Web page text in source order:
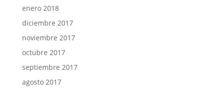
enero 2018
diciembre 2017
noviembre 2017
octubre 2017
septiembre 2017
agosto 2017